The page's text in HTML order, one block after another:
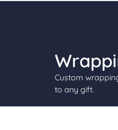
Custom
to any gift.